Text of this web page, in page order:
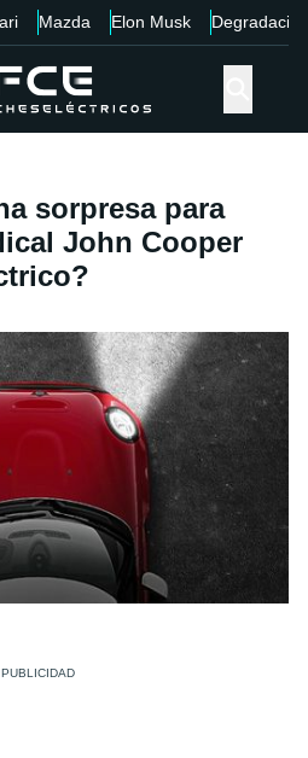
Mazda Elon Musk Degradación
sorpresa para
John Cooper